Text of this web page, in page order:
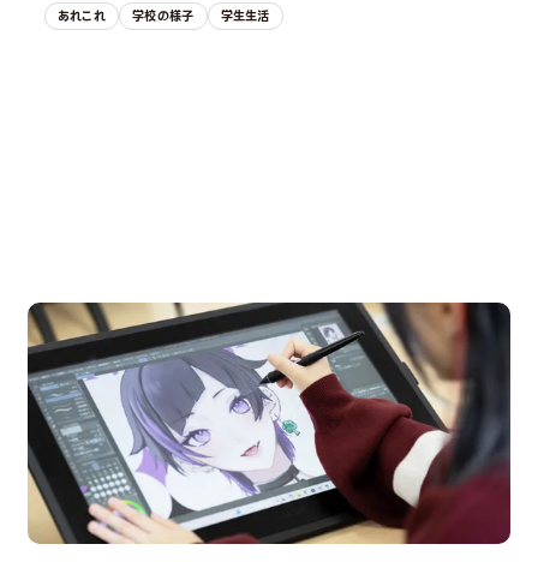
あれこれ 学校の様子 学生生活
Campus Open